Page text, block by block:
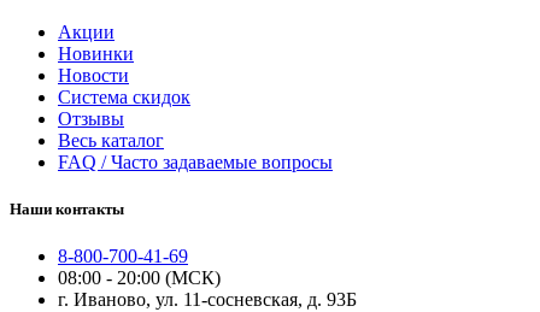
Акции
Новинки
Новости
Система скидок
Отзывы
Весь каталог
FAQ / Часто задаваемые вопросы
Наши контакты
8-800-700-41-69
08:00 - 20:00 (МСК)
г. Иваново, ул. 11-сосневская, д. 93Б